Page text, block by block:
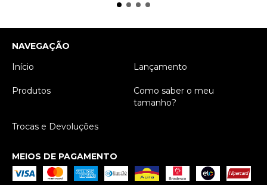
NAVEGAÇÃO
Início
Lançamento
Produtos
Como saber o meu
tamanho?
Trocas e Devoluções
MEIOS DE PAGAMENTO